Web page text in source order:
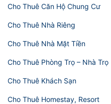
Cho Thuê Căn Hộ Chung Cư
Cho Thuê Nhà Riêng
Cho Thuê Nhà Mặt Tiền
Cho Thuê Phòng Trọ – Nhà Trọ
Cho Thuê Khách Sạn
Cho Thuê Homestay, Resort